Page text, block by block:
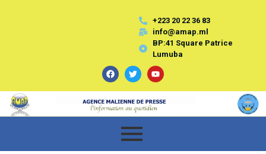
+223 20 22 36 83
info@amap.ml
BP:41 Square Patrice
Lumuba